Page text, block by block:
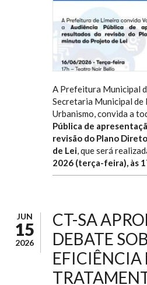
A Prefeitura Municipal
Secretaria Municipal de
Urbanismo, convida a
Pública de
revisão do Plano
de Lei, que será
2026 (terça-feira), às
JUN
15
2026
CT-SA
DEBATE
EFICIÊNCIA